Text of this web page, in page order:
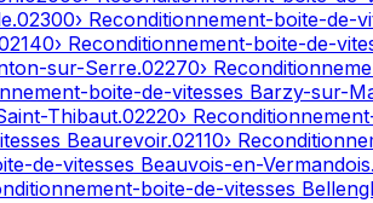
.02300› Reconditionnement-boite-de-
› Reconditionnement-boite-de-
sur-Serre.02270›
boite-de-vitesses Barzy-sur-
Thibaut.02220›
Beaurevoir.02110›
de-vitesses Beauvois-en-Vermandois
boite-de-vitesses